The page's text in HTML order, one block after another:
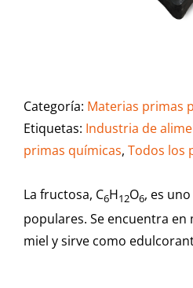
Categoría: Materias primas
Etiquetas: Industria de
primas químicas, Todos los
La fructosa, C6H12O6, es
populares. Se encuentra en
miel y sirve como